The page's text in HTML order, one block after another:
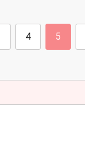
4 5